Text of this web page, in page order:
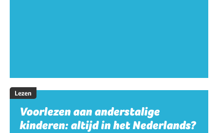
Lezen
Voorlezen aan anderstalige
kinderen: altijd in het Nederlands?